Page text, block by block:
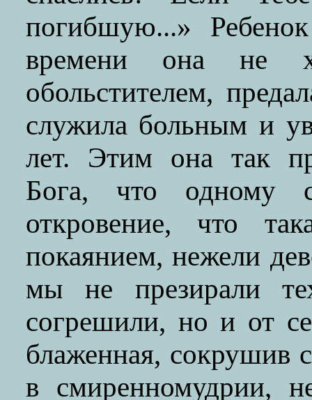
погибшую...»
времени она не
обольстителем,
служила больным и
лет. Этим она так
Бога, что одному
откровение, что
покаянием, нежели
мы не презирали
согрешили, но и от
блаженная, сокрушив
в смиренномудрии,